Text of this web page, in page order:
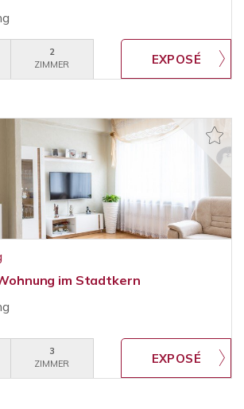
2
ZIMMER
im Stadtkern
3
ZIMMER